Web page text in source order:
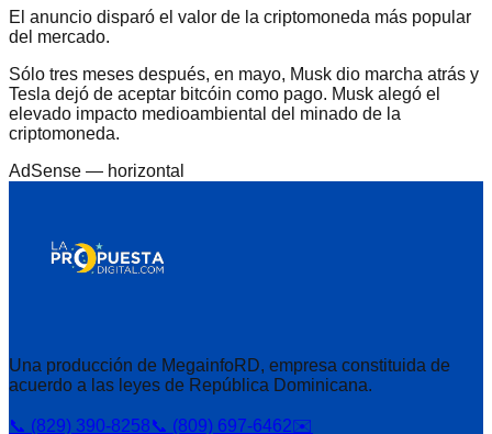
El anuncio disparó el valor de la criptomoneda más popular
del mercado.
Sólo tres meses después, en mayo, Musk dio marcha atrás y
Tesla dejó de aceptar bitcóin como pago. Musk alegó el
elevado impacto medioambiental del minado de la
criptomoneda.
AdSense — horizontal
Una producción de MegainfoRD, empresa constituida de
acuerdo a las leyes de República Dominicana.
📞 (829) 390-8258📞 (809) 697-6462✉️